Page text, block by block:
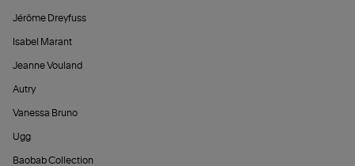
Jérôme Dreyfuss
Isabel Marant
Jeanne Vouland
Autry
Vanessa Bruno
Ugg
Baobab Collection